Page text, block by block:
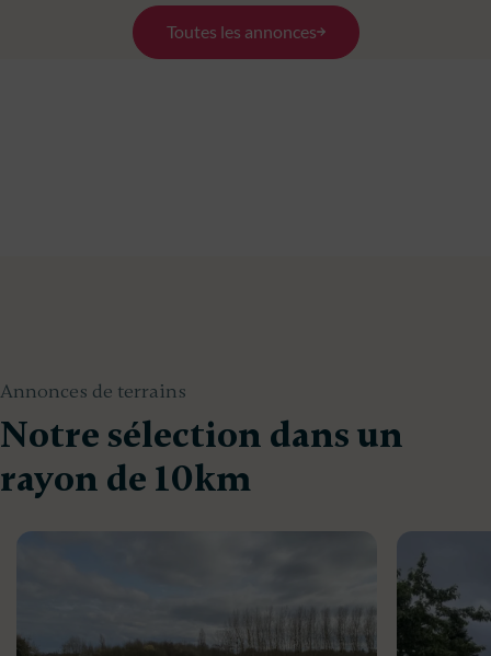
Toutes les annonces
Annonces de terrains
Notre sélection dans un
rayon de 10km